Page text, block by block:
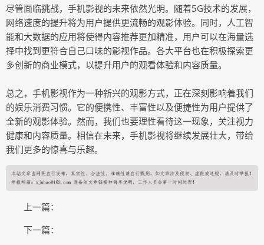
尽管面临挑战，手机影视的未来依然光明。随着5G技术的发展，
网络速度的提升将为用户提供更流畅的观影体验。同时，人工智
能和大数据的应用将使得内容推荐更加精准，用户可以在海量选
择中找到更符合自己口味的影视作品。各大平台也在积极探索更
多创新的商业模式，以提升用户的观看体验和内容质量。
总之，手机影视作为一种新兴的观影方式，正在深刻影响着我们
的娱乐消费习惯。它的便携性、丰富性以及便捷性为用户提供了
全新的观影体验。然而，我们也要理性看待这一现象，关注视力
健康和内容质量。相信在未来，手机影视将继续发展壮大，带给
我们更多的惊喜与乐趣。
上一篇：
下一篇：